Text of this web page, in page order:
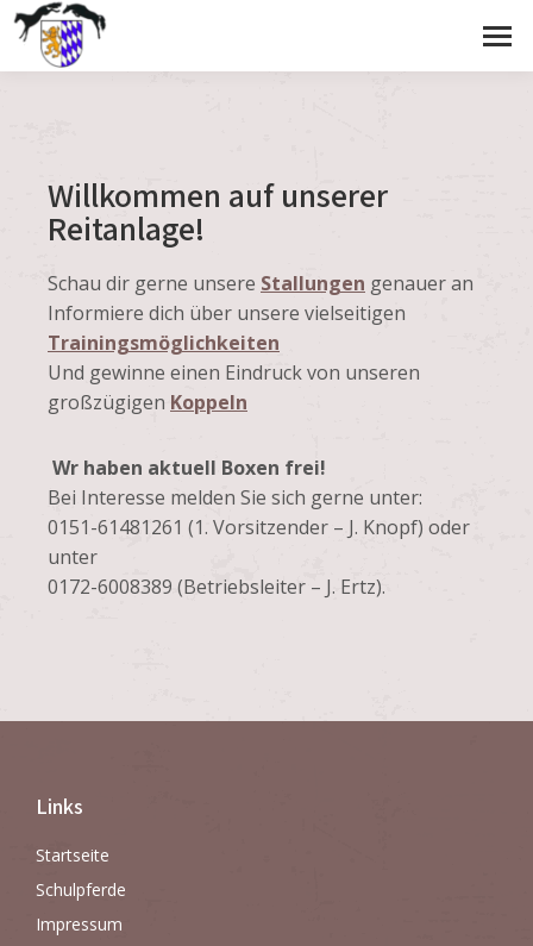
Willkommen auf unserer
Reitanlage!
Schau dir gerne unsere Stallungen genauer an
Informiere dich über unsere vielseitigen
Trainingsmöglichkeiten
Und gewinne einen Eindruck von unseren
großzügigen Koppeln
Wr haben aktuell Boxen frei!
Bei Interesse melden Sie sich gerne unter:
0151-61481261 (1. Vorsitzender – J. Knopf) oder
unter
0172-6008389 (Betriebsleiter – J. Ertz).
Links
Startseite
Schulpferde
Impressum